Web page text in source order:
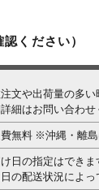
認ください）
文や出荷量の多い
細はお問い合わせ
無料 ※沖縄・離
日の指定はできま
の配送状況によっ